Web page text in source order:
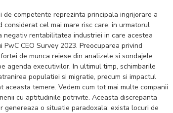
competente reprezinta principala ingrijorare a
considerat cel mai mare risc care, in urmatorul
negativ rentabilitatea industriei in care acestea
CEO Survey 2023. Preocuparea privind
de munca reiese din analizele si sondajele
agenda executivilor. In ultimul timp, schimbarile
populatiei si migratie, precum si impactul
temere. Vedem cum tot mai multe companii
cu aptitudinile potrivite. Aceasta discrepanta
o situatie paradoxala: exista locuri de